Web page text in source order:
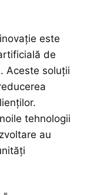
este
de
Aceste soluții
tehnologii
au